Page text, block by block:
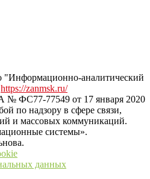
в Тульской области на сайте
"Информационно-аналитический
https://zanmsk.ru/
№ ФС77-77549 от 17 января 2020
по надзору в сфере связи,
и массовых коммуникаций.
системы».
данных